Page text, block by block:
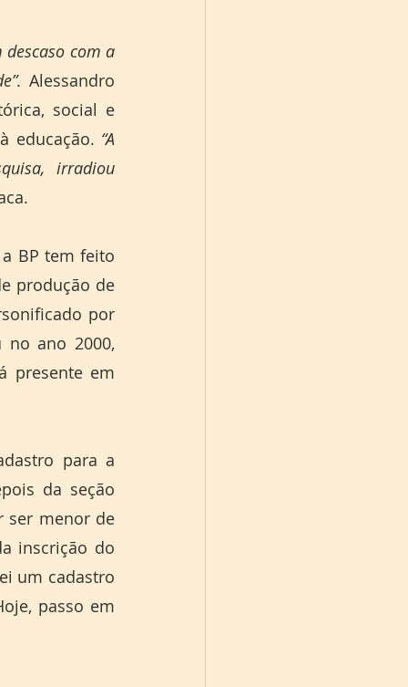
com a
Alessandro
social e
educação. “A
irradiou
BP tem feito
produção de
por
no ano 2000,
presente em
para a
da seção
ser menor de
inscrição do
um cadastro
passo em